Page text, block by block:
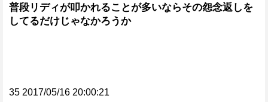
普段リディが叩かれることが多いならその怨念返しを
してるだけじゃなかろうか
35 2017/05/16 20:00:21